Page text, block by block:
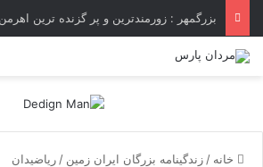
خانه / زندگینامه بزرگان ایران زمین / ریاضیدان